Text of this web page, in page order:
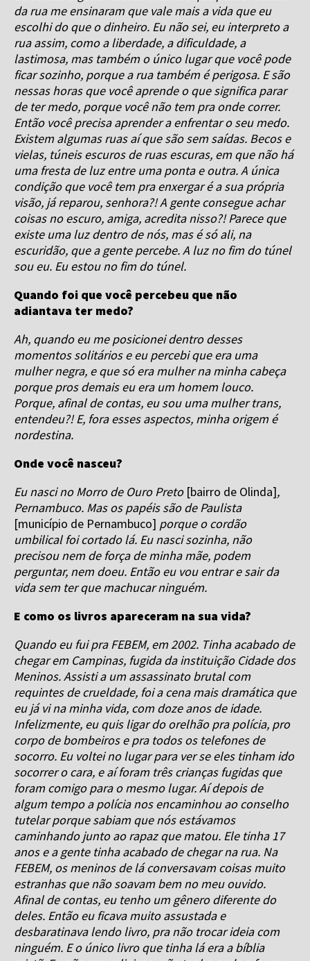
da rua me ensinaram que vale mais a vida que eu
escolhi do que o dinheiro. Eu não sei, eu interpreto a
rua assim, como a liberdade, a dificuldade, a
lastimosa, mas também o único lugar que você pode
ficar sozinho, porque a rua também é perigosa. E são
nessas horas que você aprende o que significa parar
de ter medo, porque você não tem pra onde correr.
Então você precisa aprender a enfrentar o seu medo.
Existem algumas ruas aí que são sem saídas. Becos e
vielas, túneis escuros de ruas escuras, em que não há
uma fresta de luz entre uma ponta e outra. A única
condição que você tem pra enxergar é a sua própria
visão, já reparou, senhora?! A gente consegue achar
coisas no escuro, amiga, acredita nisso?! Parece que
existe uma luz dentro de nós, mas é só ali, na
escuridão, que a gente percebe. A luz no fim do túnel
sou eu. Eu estou no fim do túnel.
Quando foi que você percebeu que não
adiantava ter medo?
Ah, quando eu me posicionei dentro desses
momentos solitários e eu percebi que era uma
mulher negra, e que só era mulher na minha cabeça
porque pros demais eu era um homem louco.
Porque, afinal de contas, eu sou uma mulher trans,
entendeu?! E, fora esses aspectos, minha origem é
nordestina.
Onde você nasceu?
Eu nasci no Morro de Ouro Preto [bairro de Olinda],
Pernambuco. Mas os papéis são de Paulista
[município de Pernambuco] porque o cordão
umbilical foi cortado lá. Eu nasci sozinha, não
precisou nem de força de minha mãe, podem
perguntar, nem doeu. Então eu vou entrar e sair da
vida sem ter que machucar ninguém.
E como os livros apareceram na sua vida?
Quando eu fui pra FEBEM, em 2002. Tinha acabado de
chegar em Campinas, fugida da instituição Cidade dos
Meninos. Assisti a um assassinato brutal com
requintes de crueldade, foi a cena mais dramática que
eu já vi na minha vida, com doze anos de idade.
Infelizmente, eu quis ligar do orelhão pra polícia, pro
corpo de bombeiros e pra todos os telefones de
socorro. Eu voltei no lugar para ver se eles tinham ido
socorrer o cara, e aí foram três crianças fugidas que
foram comigo para o mesmo lugar. Aí depois de
algum tempo a polícia nos encaminhou ao conselho
tutelar porque sabiam que nós estávamos
caminhando junto ao rapaz que matou. Ele tinha 17
anos e a gente tinha acabado de chegar na rua. Na
FEBEM, os meninos de lá conversavam coisas muito
estranhas que não soavam bem no meu ouvido.
Afinal de contas, eu tenho um gênero diferente do
deles. Então eu ficava muito assustada e
desbaratinava lendo livro, pra não trocar ideia com
ninguém. E o único livro que tinha lá era a bíblia